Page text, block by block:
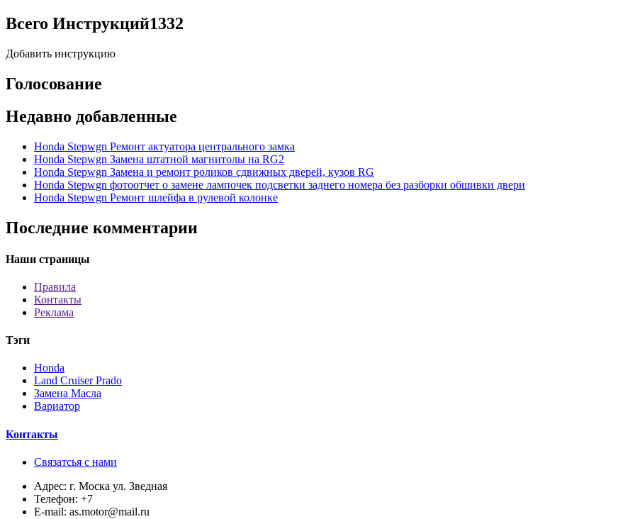
Всего Инструкций1332
Добавить инструкцию
Голосование
Недавно добавленные
Honda Stepwgn Ремонт актуатора центрального замка
Honda Stepwgn Замена штатной магнитолы на RG2
Honda Stepwgn Замена и ремонт роликов сдвижных дверей, кузов RG
Honda Stepwgn фотоотчет о замене лампочек подсветки заднего номера без разборки обшивки двери
Honda Stepwgn Ремонт шлейфа в рулевой колонке
Последние комментарии
Наши страницы
Правила
Контакты
Реклама
Тэги
Honda
Land Cruiser Prado
Замена Масла
Вариатор
Контакты
Связатсья с нами
Адрес: г. Моска ул. Зведная
Телефон: +7
E-mail: as.motor@mail.ru